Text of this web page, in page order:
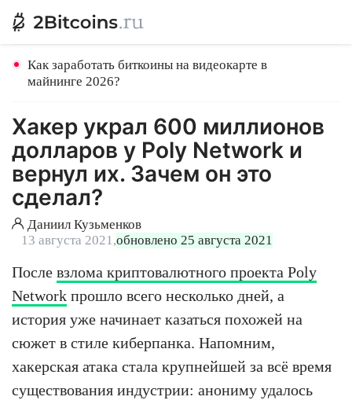
Как заработать биткоины на видеокарте в
майнинге 2026?
Хакер украл 600 миллионов
долларов у Poly Network и
вернул их. Зачем он это
сделал?
Даниил Кузьменков
13 августа 2021,обновлено 25 августа 2021
После взлома криптовалютного проекта Poly
Network прошло всего несколько дней, а
история уже начинает казаться похожей на
сюжет в стиле киберпанка. Напомним,
хакерская атака стала крупнейшей за всё время
существования индустрии: анониму удалось